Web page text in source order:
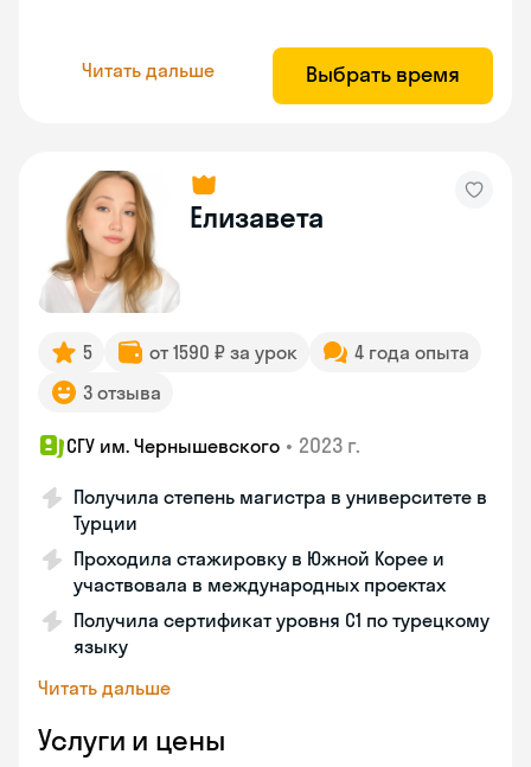
Читать дальше Выбрать время
Елизавета
5 от 1590 ₽ за урок
4 года опыта
3 отзыва
СГУ им. Чернышевского • 2023 г.
Получила степень магистра в университете в
Турции
Проходила стажировку в Южной Корее и
участвовала в международных проектах
Получила сертификат уровня C1 по турецкому
языку
Читать дальше
Услуги и цены